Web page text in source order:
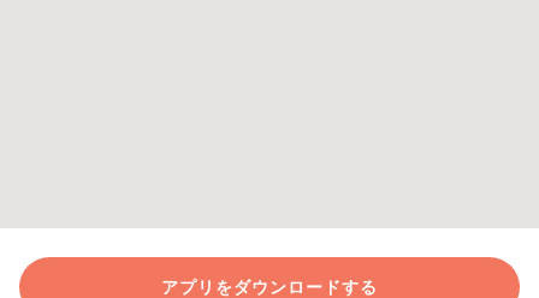
アプリをダウンロードする